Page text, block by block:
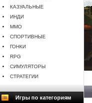
КАЗУАЛЬНЫЕ
ИНДИ
MMO
СПОРТИВНЫЕ
ГОНКИ
RPG
СИМУЛЯТОРЫ
СТРАТЕГИИ
Игры по категориям